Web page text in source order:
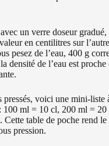
un verre doseur
en centilitres sur
pesez de l’eau, 400 g
densité de l’eau est proche
pressés, voici une mini-liste
100 ml = 10 cl, 200 ml =
table de poche rend
pression.